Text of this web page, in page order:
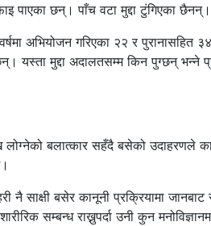
पाएका छन्। पाँच वटा मुद्दा टुंगिएका छैनन्।
अभियोजन गरिएका २२ र पुरानासहित
यस्ता मुद्दा अदालतसम्म किन पुग्छन् भन्ने
लोग्नेको बलात्कार सहँदै बसेको उदाहरणले
नै साक्षी बसेर कानूनी प्रक्रियामा
सम्बन्ध राख्नुपर्दा उनी कुन